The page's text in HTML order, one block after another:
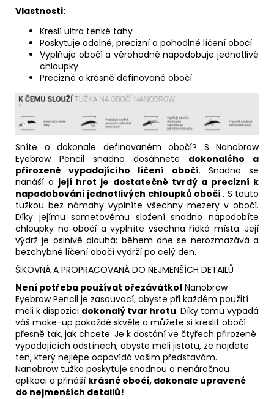
Vlastnosti:
Kreslí ultra tenké tahy
Poskytuje odolné, precizní a pohodlné líčení obočí
Vyplňuje obočí a věrohodně napodobuje jednotlivé
chloupky
Precizně a krásně definované obočí
Sníte o dokonale definovaném obočí? S Nanobrow
Eyebrow Pencil snadno dosáhnete dokonalého a
přirozeně vypadajícího líčení obočí. Snadno se
nanáší a její hrot je dostatečně tvrdý a precizní k
napodobování jednotlivých chloupků obočí . S touto
tužkou bez námahy vyplníte všechny mezery v obočí.
Díky jejímu sametovému složení snadno napodobíte
chloupky na obočí a vyplníte všechna řídká místa. Její
výdrž je oslnivě dlouhá: během dne se nerozmazává a
bezchybné líčení obočí vydrží po celý den.
ŠIKOVNÁ A PROPRACOVANÁ DO NEJMENŠÍCH DETAILŮ
Není potřeba používat ořezávátko! Nanobrow
Eyebrow Pencil je zasouvací, abyste při každém použití
měli k dispozici dokonalý tvar hrotu. Díky tomu vypadá
váš make-up pokaždé skvěle a můžete si kreslit obočí
přesně tak, jak chcete. Je k dostání ve čtyřech přirozeně
vypadajících odstínech, abyste měli jistotu, že najdete
ten, který nejlépe odpovídá vašim představám.
Nanobrow tužka poskytuje snadnou a nenáročnou
aplikaci a přináší krásné obočí, dokonale upravené
do nejmenších detailů!